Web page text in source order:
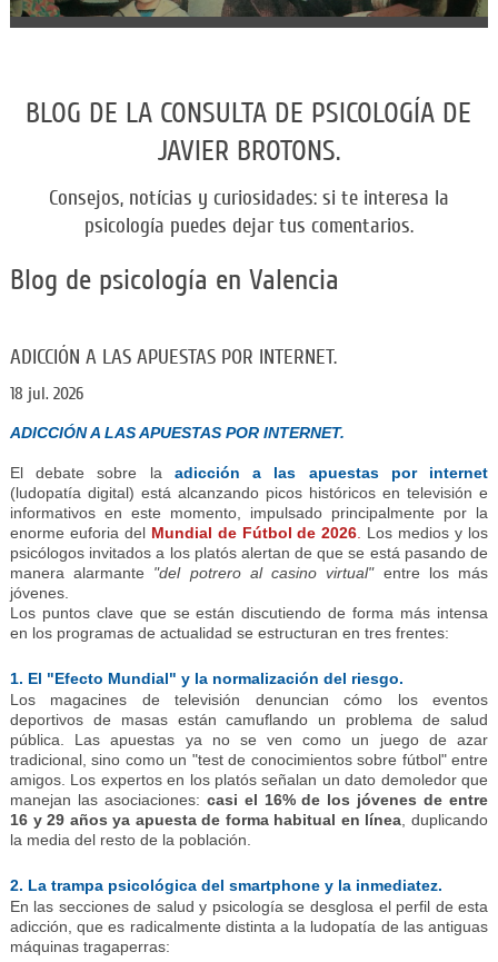
BLOG DE LA CONSULTA DE PSICOLOGÍA DE
JAVIER BROTONS.
Consejos, notícias y curiosidades: si te interesa la
psicología puedes dejar tus comentarios.
Blog de psicología en Valencia
ADICCIÓN A LAS APUESTAS POR INTERNET.
18 jul. 2026
ADICCIÓN A LAS APUESTAS POR INTERNET.
El debate sobre la adicción a las apuestas por internet
(ludopatía digital) está alcanzando picos históricos en televisión e
informativos en este momento, impulsado principalmente por la
enorme euforia del Mundial de Fútbol de 2026
Los medios y los
psicólogos invitados a los platós alertan de que se está pasando de
manera alarmante "del potrero al casino virtual"entre los más
jóvenes.
Los puntos clave que se están discutiendo de forma más intensa
en los programas de actualidad se estructuran en tres frentes:
1. El "Efecto Mundial" y la normalización del riesgo.
Los magacines de televisión denuncian cómo los eventos
deportivos de masas están camuflando un problema de salud
pública. Las apuestas ya no se ven como un juego de azar
tradicional, sino como un "test de conocimientos sobre fútbol" entre
amigos. Los expertos en los platós señalan un dato demoledor que
manejan las asociaciones: casi el 16% de los jóvenes de entre
16 y 29 años ya apuesta de forma habitual en línea , duplicando
la media del resto de la población.
2. La trampa psicológica del smartphone y la inmediatez.
En las secciones de salud y psicología se desglosa el perfil de esta
adicción, que es radicalmente distinta a la ludopatía de las antiguas
máquinas tragaperras: